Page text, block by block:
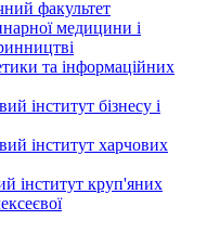
факультет
медицини і
та інформаційних
інститут бізнесу і
інститут харчових
інститут круп'яних